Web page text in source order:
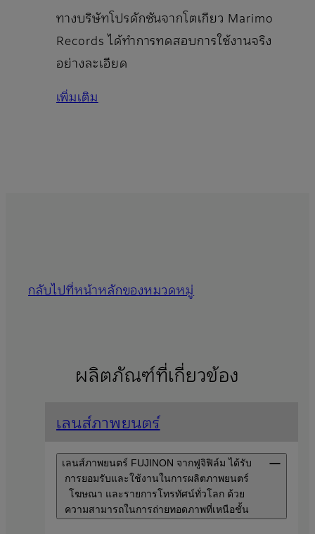
ทางบริษัทโปรดักชันจากโตเกียว Marimo
Records ได้ทำการทดสอบการใช้งานจริง
อย่างละเอียด
เพิ่มเติม
กลับไปที่หน้าหลักของหมวดหมู่
ผลิตภัณฑ์ที่เกี่ยวข้อง
เลนส์ภาพยนตร์
เลนส์ภาพยนตร์ FUJINON จากฟูจิฟิล์ม ได้รับ
การยอมรับและใช้งานในการผลิตภาพยนตร์
โฆษณา และรายการโทรทัศน์ทั่วโลก ด้วย
ความสามารถในการถ่ายทอดภาพที่เหนือชั้น